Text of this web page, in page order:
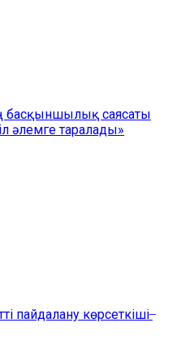
басқыншылық саясаты
әлемге таралады»
пайдалану көрсеткіші